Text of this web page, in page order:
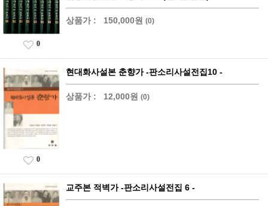
상품가 : 150,000원 (0)
0
현대화사설본 춘향가 -판소리사설전집10 -
상품가 : 12,000원 (0)
0
교주본 적벽가 -판소리사설전집 6 -